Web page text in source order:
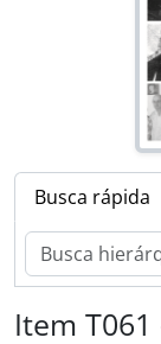
Busca rápida
Item